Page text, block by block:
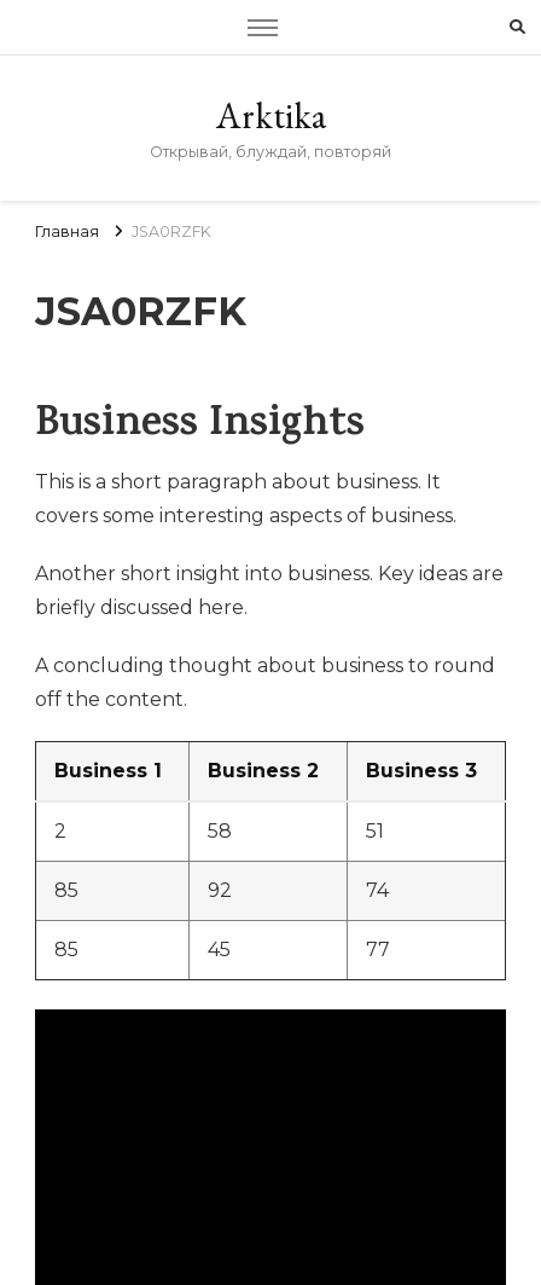
Arktika
Открывай, блуждай, повторяй
Главная JSA0RZFK
JSA0RZFK
Business Insights
This is a short paragraph about business. It
covers some interesting aspects of business.
Another short insight into business. Key ideas are
briefly discussed here.
A concluding thought about business to round
off the content.
Business 1 Business 2 Business 3
2 58 51
85 92 74
85 45 77